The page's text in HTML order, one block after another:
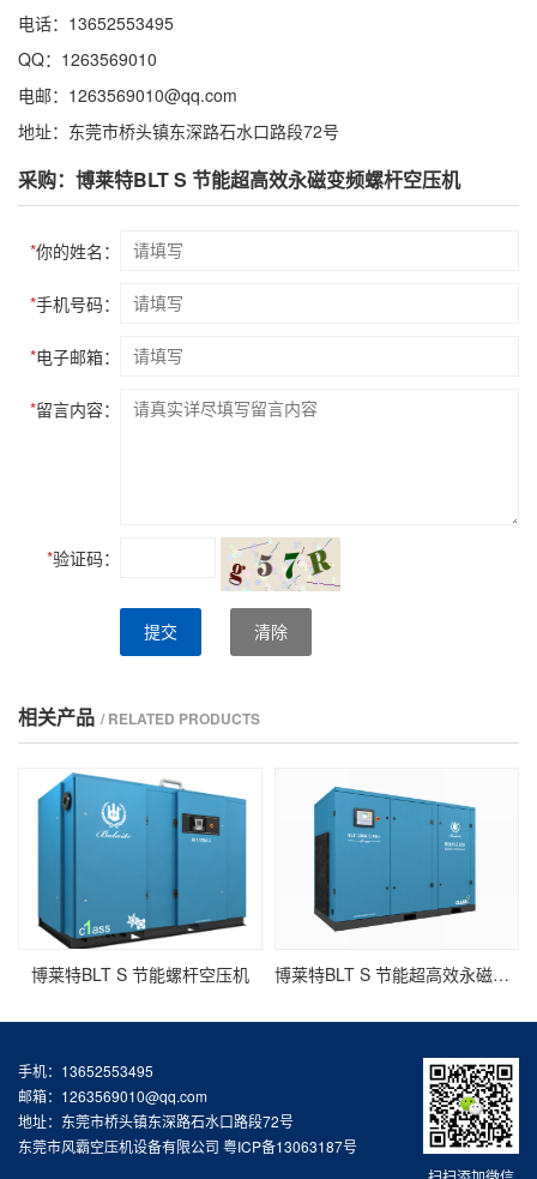
电话：13652553495
QQ：1263569010
电邮：1263569010@qq.com
地址：东莞市桥头镇东深路石水口路段72号
采购：博莱特BLT S 节能超高效永磁变频螺杆空压机
*你的姓名：
*手机号码：
*电子邮箱：
*留言内容：
*验证码：
提交 清除
相关产品 / RELATED PRODUCTS
博莱特BLT S 节能螺杆空压机 博莱特BLT S 节能超高效永磁变频螺杆空压机
手机：13652553495
邮箱：1263569010@qq.com
地址：东莞市桥头镇东深路石水口路段72号
东莞市风霸空压机设备有限公司 粤ICP备13063187号